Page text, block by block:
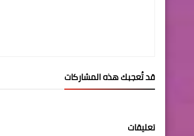
قد تُعجبك هذه المشاركات
تعليقات